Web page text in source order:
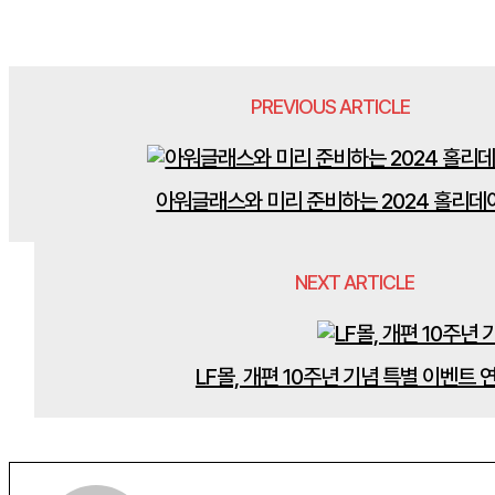
PREVIOUS ARTICLE
아워글래스와 미리 준비하는 2024 홀리데
NEXT ARTICLE
LF몰, 개편 10주년 기념 특별 이벤트